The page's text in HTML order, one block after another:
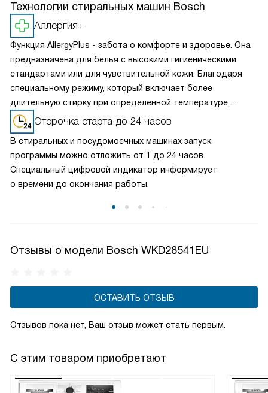
Технологии стиральных машин Bosch
Аллергия+
Функция AllergyPlus - забота о комфорте и здоровье. Она
предназначена для белья с высокими гигиеническими
стандартами или для чувствительной кожи. Благодаря
специальному режиму, который включает более
длительную стирку при определенной температуре,
повышенный уровень воды и дополнительное полоскание,
машины AllergyPlus обеспечивают вас чистотой и
свежестью, создавая безопасное окружение для вашей
семьи.
Отсрочка старта до 24 часов
В стиральных и посудомоечных машинах запуск
программы можно отложить от 1 до 24 часов.
Специальный цифровой индикатор информирует
о времени до окончания работы.
Отзывы о модели Bosch WKD28541EU
ОСТАВИТЬ ОТЗЫВ
Отзывов пока нет, Ваш отзыв может стать первым.
С этим товаром приобретают